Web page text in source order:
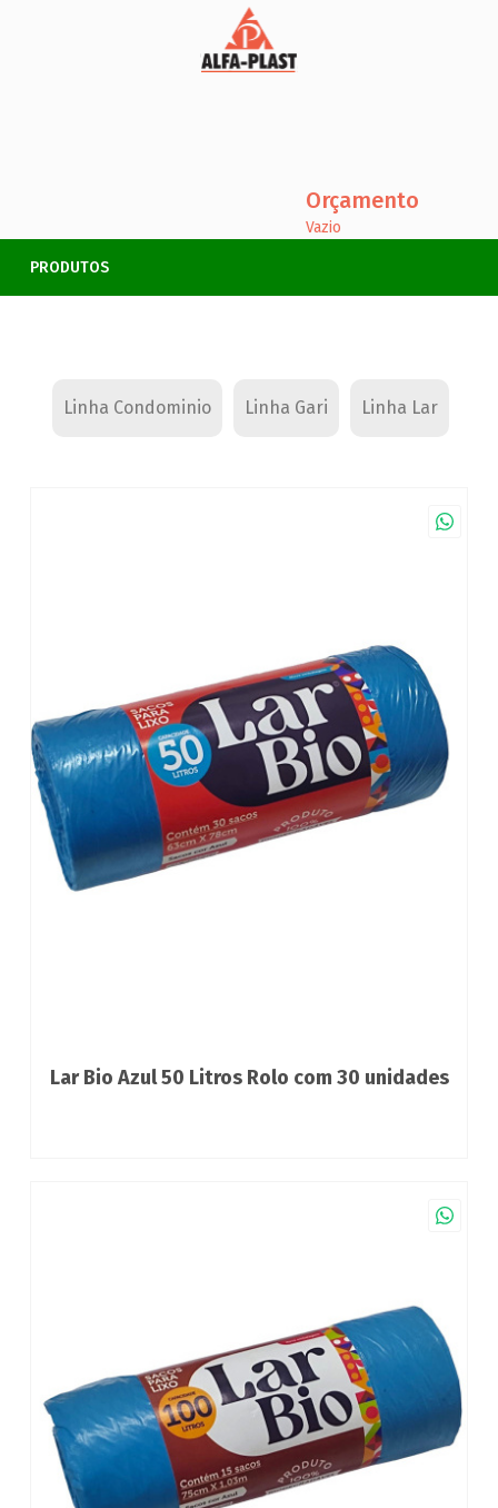
Orçamento
Vazio
PRODUTOS
Linha Condominio Linha Gari Linha Lar
Lar Bio Azul 50 Litros Rolo com 30 unidades